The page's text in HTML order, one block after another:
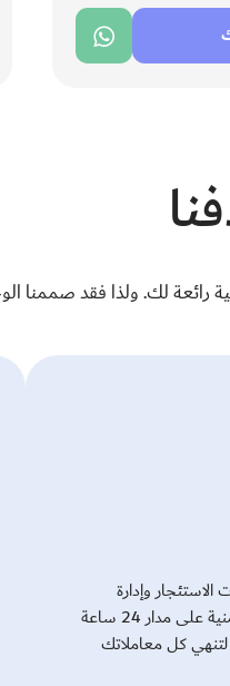
مما يعزز راحة
ومساحات معيشة
الباحثة عن الراحة
رائعة لك. ولذا فقد صممنا
وإدارة
الممتلكات والخدمات الأمنية على مدار 24 ساعة
كل معاملاتك